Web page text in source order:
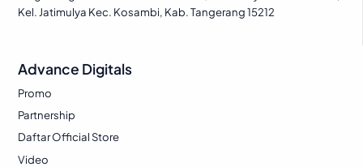
Kel. Jatimulya Kec. Kosambi, Kab. Tangerang 15212
Advance Digitals
Promo
Partnership
Daftar Official Store
Video